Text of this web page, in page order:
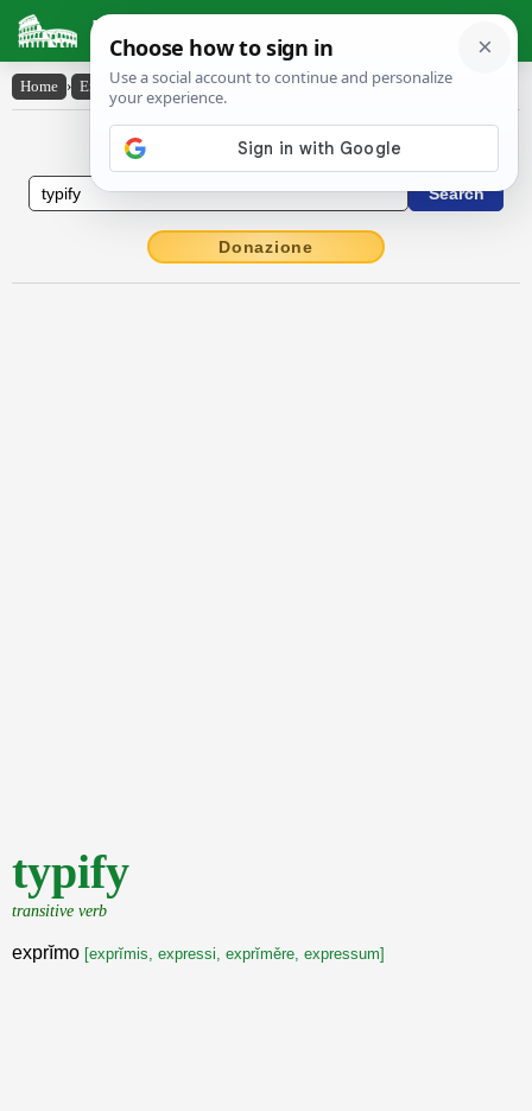
Latin Dictionary
Home › English-Latin › typify
English to Latin Dictionary
Donazione
typify
transitive verb
exprĭmo [exprĭmis, expressi, exprĭměre, expressum]